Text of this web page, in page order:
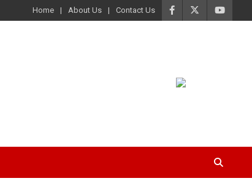
Home About Us Contact Us